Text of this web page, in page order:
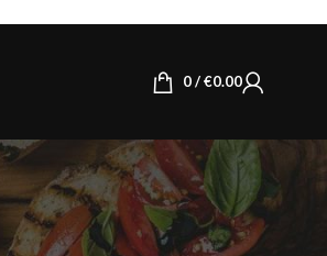
0/ €0.00